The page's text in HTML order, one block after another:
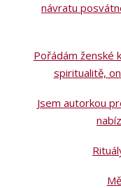
návratu
Pořádám ženské
spiritualitě,
Jsem autorkou